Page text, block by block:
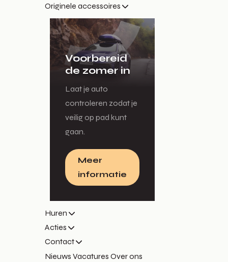
Originele accessoires
Voorbereid
de zomer in
Laat je auto
controleren zodat je
veilig op pad kunt
gaan.
Meer
informatie
Huren
Acties
Contact
Nieuws Vacatures Over ons